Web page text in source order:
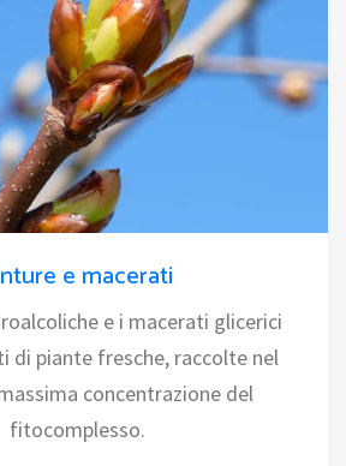
e macerati
e i macerati glicerici
di piante fresche, raccolte nel
concentrazione del
fitocomplesso.